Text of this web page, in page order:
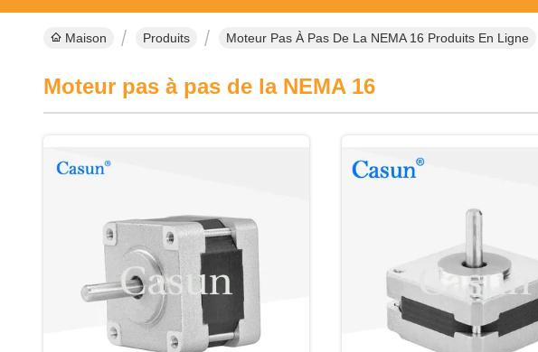
Maison Produits Moteur Pas À Pas De La NEMA 16 Produits En Ligne
Moteur pas à pas de la NEMA 16